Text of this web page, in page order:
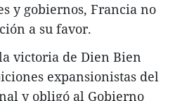
y gobiernos, Francia no
a su favor.
victoria de Dien Bien
expansionistas del
y obligó al Gobierno